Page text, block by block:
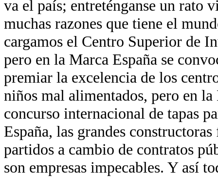
va el país; entreténganse un rato
muchas razones que tiene el
cargamos el Centro Superior de
pero en la Marca España se
premiar la excelencia de los
niños mal alimentados, pero en
concurso internacional de tapas
España, las grandes
partidos a cambio de contratos
son empresas impecables. Y así